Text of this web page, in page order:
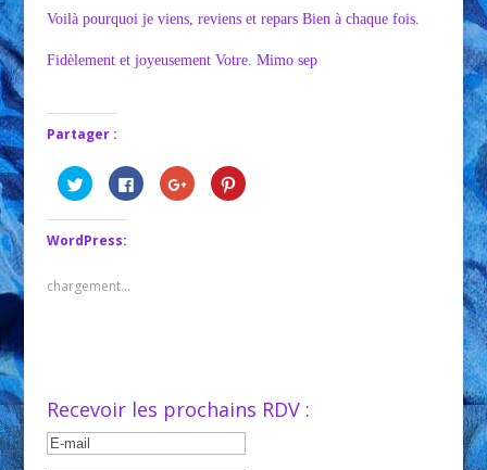
Voilà pourquoi je viens, reviens et repars Bien à chaque fois.
Fidèlement et joyeusement Votre. Mimo sep
Partager :
Cliquez
pour
partager
sur
Twitter(ouvre
dans
fenêtre)
Cliquez
pour
partager
Cliquez
pour
partager
Cliquez
pour
WordPress:
chargement…
Recevoir les prochains RDV :